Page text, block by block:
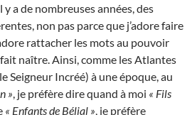
y a de nombreuses années, des
non pas parce que j’adore faire
rattacher les mots au pouvoir
naître. Ainsi, comme les Atlantes
Seigneur Incréé) à une époque, au
» , je préfère dire quand à moi « Fils
« Enfants de Bélial » , je préfère